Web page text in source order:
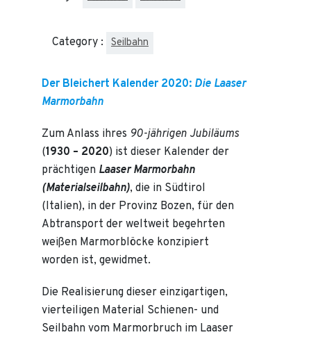
Category : Seilbahn
Der Bleichert Kalender 2020: Die Laaser
Marmorbahn
Zum Anlass ihres 90-jährigen Jubiläums
(1930 – 2020) ist dieser Kalender der
prächtigen Laaser Marmorbahn
(Materialseilbahn), die in Südtirol
(Italien), in der Provinz Bozen, für den
Abtransport der weltweit begehrten
weißen Marmorblöcke konzipiert
worden ist, gewidmet.
Die Realisierung dieser einzigartigen,
vierteiligen Material Schienen- und
Seilbahn vom Marmorbruch im Laaser